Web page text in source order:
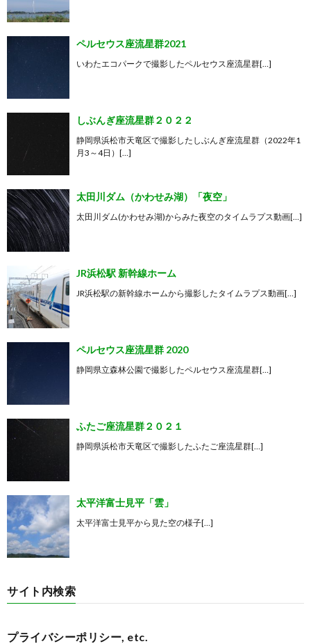
ペルセウス座流星群2021
いわたエコパークで撮影したペルセウス座流星群[…]
しぶんぎ座流星群２０２２
静岡県浜松市天竜区で撮影したしぶんぎ座流星群（2022年1
月3～4日）[…]
太田川ダム（かわせみ湖）「夜空」
太田川ダム(かわせみ湖)からみた夜空のタイムラプス動画[…]
JR浜松駅 新幹線ホーム
JR浜松駅の新幹線ホームから撮影したタイムラプス動画[…]
ペルセウス座流星群 2020
静岡県立森林公園で撮影したペルセウス座流星群[…]
ふたご座流星群２０２１
静岡県浜松市天竜区で撮影したふたご座流星群[…]
太平洋富士見平「雲」
太平洋富士見平から見た空の様子[…]
サイト内検索
プライバシーポリシー, etc.